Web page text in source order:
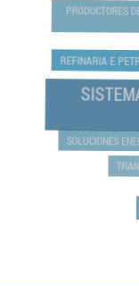
PRODUCTORES
REFINARIA E
SOLUCIONES